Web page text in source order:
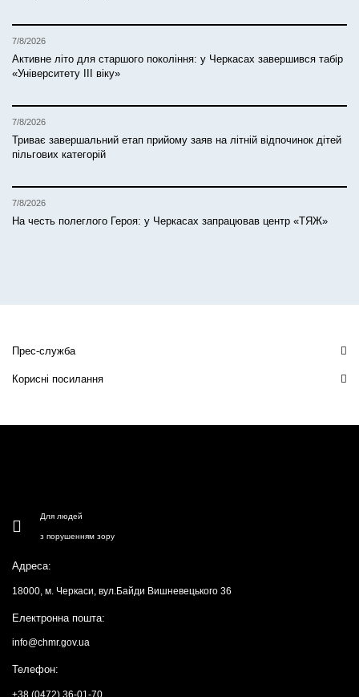
7/8/2026
Активне літо для старшого покоління: у Черкасах завершився табір
«Університету ІІІ віку»
7/8/2026
Триває завершальний етап прийому заяв на літній відпочинок дітей
пільгових категорій
7/8/2026
На честь полеглого Героя: у Черкасах запрацював центр «ТЯЖ»
Прес-служба
Корисні посилання
Для людей
з порушенням зору
Адреса:
18000, м. Черкаси, вул.Байди Вишневецького 36
Електронна пошта:
info@chmr.gov.ua
Телефон:
+38 (0472) 36-01-70